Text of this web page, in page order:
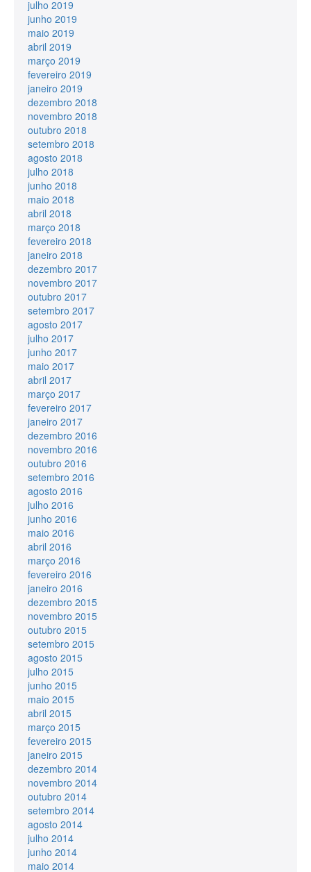
julho 2019
junho 2019
maio 2019
abril 2019
março 2019
fevereiro 2019
janeiro 2019
dezembro 2018
novembro 2018
outubro 2018
setembro 2018
agosto 2018
julho 2018
junho 2018
maio 2018
abril 2018
março 2018
fevereiro 2018
janeiro 2018
dezembro 2017
novembro 2017
outubro 2017
setembro 2017
agosto 2017
julho 2017
junho 2017
maio 2017
abril 2017
março 2017
fevereiro 2017
janeiro 2017
dezembro 2016
novembro 2016
outubro 2016
setembro 2016
agosto 2016
julho 2016
junho 2016
maio 2016
abril 2016
março 2016
fevereiro 2016
janeiro 2016
dezembro 2015
novembro 2015
outubro 2015
setembro 2015
agosto 2015
julho 2015
junho 2015
maio 2015
abril 2015
março 2015
fevereiro 2015
janeiro 2015
dezembro 2014
novembro 2014
outubro 2014
setembro 2014
agosto 2014
julho 2014
junho 2014
maio 2014